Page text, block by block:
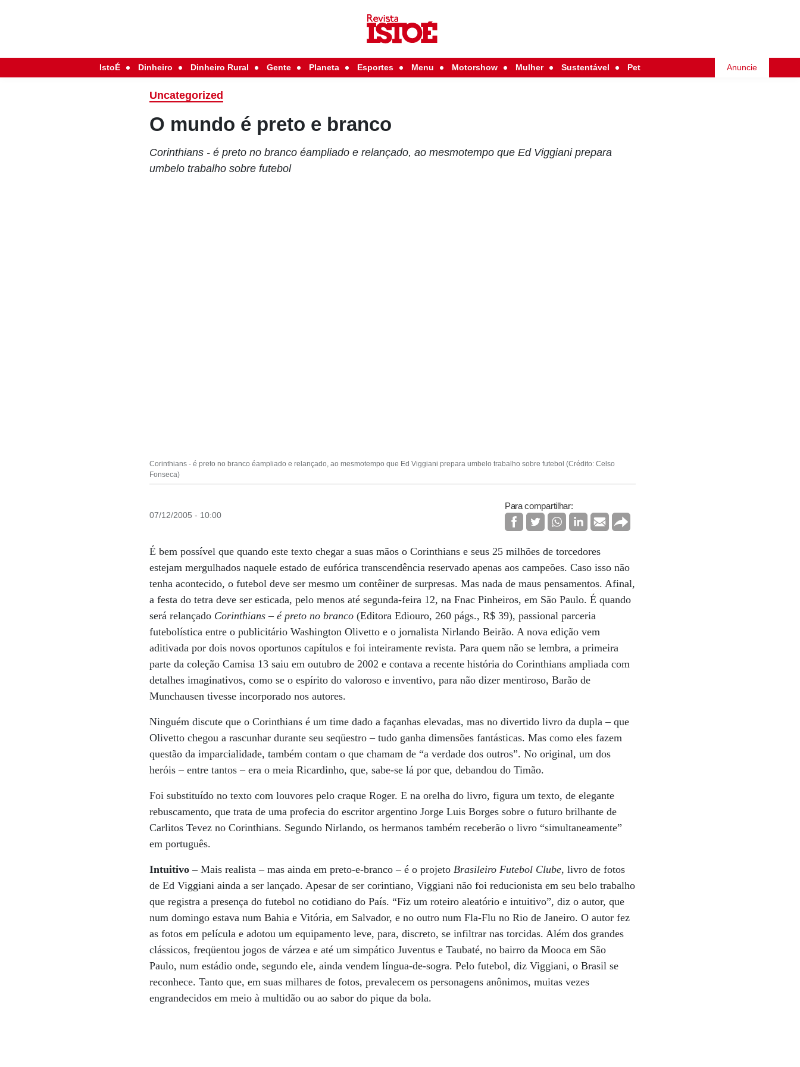
IstoÉ Dinheiro Dinheiro Rural Gente Planeta Esportes Menu Motorshow Mulher Sustentável Pet Anuncie
Uncategorized
O mundo é preto e branco
Corinthians - é preto no branco éampliado e relançado, ao mesmotempo que Ed Viggiani prepara
umbelo trabalho sobre futebol
Corinthians - é preto no branco éampliado e relançado, ao mesmotempo que Ed Viggiani prepara umbelo trabalho sobre futebol (Crédito: Celso
Fonseca)
07/12/2005 - 10:00
Para compartilhar:
É bem possível que quando este texto chegar a suas mãos o Corinthians e seus 25 milhões de torcedores
estejam mergulhados naquele estado de eufórica transcendência reservado apenas aos campeões. Caso isso não
tenha acontecido, o futebol deve ser mesmo um contêiner de surpresas. Mas nada de maus pensamentos. Afinal,
a festa do tetra deve ser esticada, pelo menos até segunda-feira 12, na Fnac Pinheiros, em São Paulo. É quando
será relançado Corinthians – é preto no branco (Editora Ediouro, 260 págs., R$ 39), passional parceria
futebolística entre o publicitário Washington Olivetto e o jornalista Nirlando Beirão. A nova edição vem
aditivada por dois novos oportunos capítulos e foi inteiramente revista. Para quem não se lembra, a primeira
parte da coleção Camisa 13 saiu em outubro de 2002 e contava a recente história do Corinthians ampliada com
detalhes imaginativos, como se o espírito do valoroso e inventivo, para não dizer mentiroso, Barão de
Munchausen tivesse incorporado nos autores.
Ninguém discute que o Corinthians é um time dado a façanhas elevadas, mas no divertido livro da dupla – que
Olivetto chegou a rascunhar durante seu seqüestro – tudo ganha dimensões fantásticas. Mas como eles fazem
questão da imparcialidade, também contam o que chamam de “a verdade dos outros”. No original, um dos
heróis – entre tantos – era o meia Ricardinho, que, sabe-se lá por que, debandou do Timão.
Foi substituído no texto com louvores pelo craque Roger. E na orelha do livro, figura um texto, de elegante
rebuscamento, que trata de uma profecia do escritor argentino Jorge Luis Borges sobre o futuro brilhante de
Carlitos Tevez no Corinthians. Segundo Nirlando, os hermanos também receberão o livro “simultaneamente”
em português.
Intuitivo –Mais realista – mas ainda em preto-e-branco – é o projetoBrasileiro Futebol Clube, livro de fotos
de Ed Viggiani ainda a ser lançado. Apesar de ser corintiano, Viggiani não foi reducionista em seu belo trabalho
que registra a presença do futebol no cotidiano do País. “Fiz um roteiro aleatório e intuitivo”, diz o autor, que
num domingo estava num Bahia e Vitória, em Salvador, e no outro num Fla-Flu no Rio de Janeiro. O autor fez
as fotos em película e adotou um equipamento leve, para, discreto, se infiltrar nas torcidas. Além dos grandes
clássicos, freqüentou jogos de várzea e até um simpático Juventus e Taubaté, no bairro da Mooca em São
Paulo, num estádio onde, segundo ele, ainda vendem língua-de-sogra. Pelo futebol, diz Viggiani, o Brasil se
reconhece. Tanto que, em suas milhares de fotos, prevalecem os personagens anônimos, muitas vezes
engrandecidos em meio à multidão ou ao sabor do pique da bola.